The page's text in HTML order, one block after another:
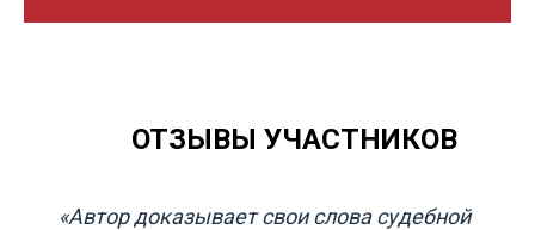
ОТЗЫВЫ УЧАСТНИКОВ
«Автор доказывает свои слова судебной